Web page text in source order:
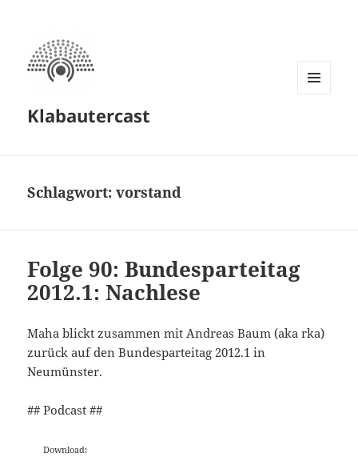
Klabautercast
Schlagwort:vorstand
Folge 90: Bundesparteitag
2012.1: Nachlese
Maha blickt zusammen mit Andreas Baum (aka rka)
zurück auf den Bundesparteitag 2012.1 in
Neumünster.
## Podcast ##
Download: